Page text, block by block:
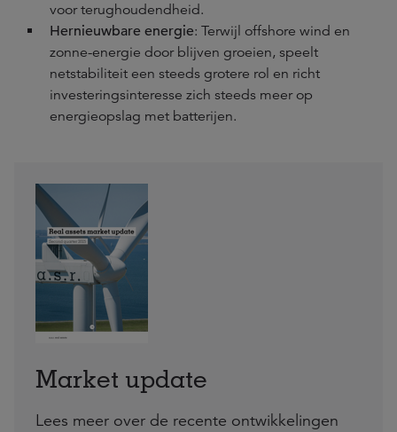
voor terughoudendheid.
Hernieuwbare energie: Terwijl offshore wind en
zonne-energie door blijven groeien, speelt
netstabiliteit een steeds grotere rol en richt
investeringsinteresse zich steeds meer op
energieopslag met batterijen.
Market update
Lees meer over de recente ontwikkelingen